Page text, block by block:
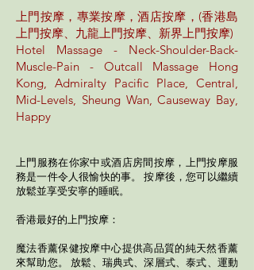
上門按摩，專業按摩，酒店按摩，(香港島
上門按摩、九龍上門按摩、新界上門按摩)
Hotel Massage - Neck-Shoulder-Back-
Muscle-Pain - Outcall Massage Hong
Kong, Admiralty Pacific Place, Central,
Mid-Levels, Sheung Wan, Causeway Bay,
Happy
上門服務在你家中或酒店房間按摩，上門按摩服
務是一件令人很愉快的事。 按摩後，您可以繼續
放鬆並享受安寧的睡眠。
香港最好的上門按摩：
魔法香薰保健按摩中心提供高品質的純天然香薰
來幫助您。 放鬆、瑞典式、深層式、泰式、運動